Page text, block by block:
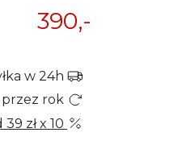
390,-
w 24h
rok
39 złx 10